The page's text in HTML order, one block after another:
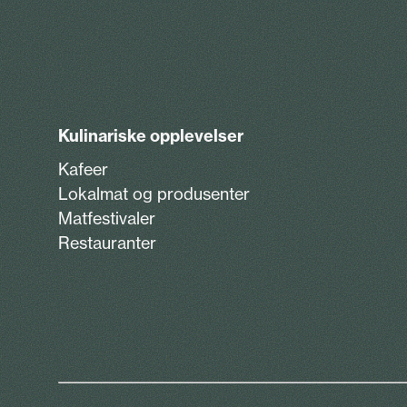
Kulinariske opplevelser
Kafeer
Lokalmat og produsenter
Matfestivaler
Restauranter